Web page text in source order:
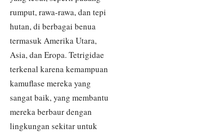
rumput, rawa-rawa, dan tepi
hutan, di berbagai benua
termasuk Amerika Utara,
Asia, dan Eropa. Tetrigidae
terkenal karena kemampuan
kamuflase mereka yang
sangat baik, yang membantu
mereka berbaur dengan
lingkungan sekitar untuk